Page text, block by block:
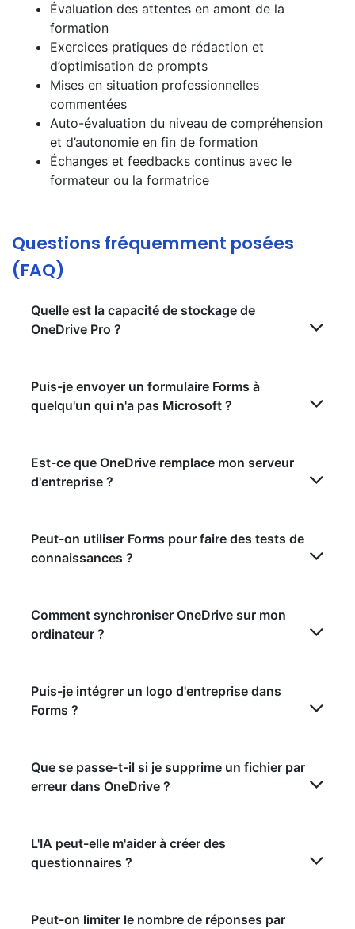
Évaluation des attentes en amont de la
formation
Exercices pratiques de rédaction et
d’optimisation de prompts
Mises en situation professionnelles
commentées
Auto-évaluation du niveau de compréhension
et d’autonomie en fin de formation
Échanges et feedbacks continus avec le
formateur ou la formatrice
Questions fréquemment posées
(FAQ)
Quelle est la capacité de stockage de
OneDrive Pro ?
Puis-je envoyer un formulaire Forms à
quelqu'un qui n'a pas Microsoft ?
Est-ce que OneDrive remplace mon serveur
d'entreprise ?
Peut-on utiliser Forms pour faire des tests de
connaissances ?
Comment synchroniser OneDrive sur mon
ordinateur ?
Puis-je intégrer un logo d'entreprise dans
Forms ?
Que se passe-t-il si je supprime un fichier par
erreur dans OneDrive ?
L'IA peut-elle m'aider à créer des
questionnaires ?
Peut-on limiter le nombre de réponses par